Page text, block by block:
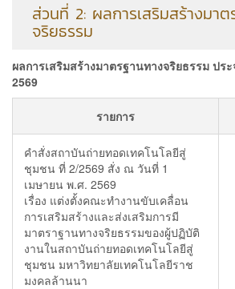
ส่วนที่ 2: ผลการเสริมสร้างมาต
จริยธรรม
ผลการเสริมสร้างมาตรฐานทางจริยธรรม ปร
2569
รายการ
คำสั่งสถาบันถ่ายทอดเทคโนโลยีสู่
ชุมชน ที่ 2/2569 สั่ง ณ วันที่ 1
เมษายน พ.ศ. 2569
เรื่อง แต่งตั้งคณะทำงานขับเคลื่อน
การเสริมสร้างและส่งเสริมการมี
มาตราฐานทางจริยธรรมของผู้ปฏิบัติ
งานในสถาบันถ่ายทอดเทคโนโลยีสู่
ชุมชน มหาวิทยาลัยเทคโนโลยีราช
มงคลล้านนา